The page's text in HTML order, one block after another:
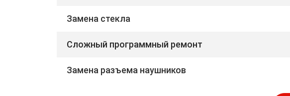
Замена стекла
Сложный программный ремонт
Замена разъема наушников